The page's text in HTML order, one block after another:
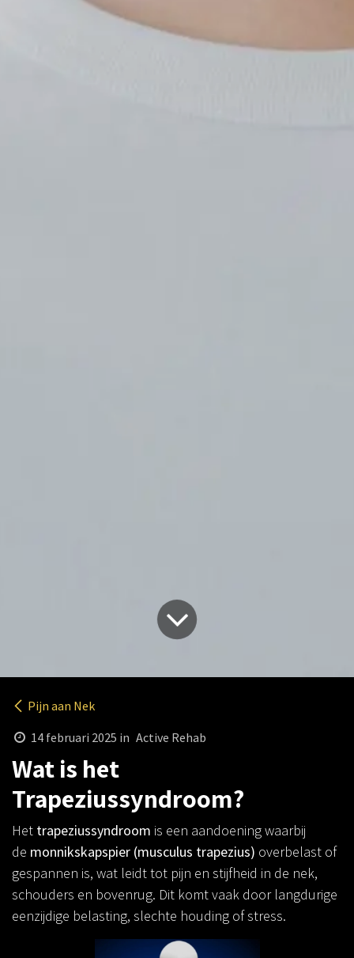
Pijn aan Nek
14 februari 2025 in Active Rehab
Wat is het
Trapeziussyndroom?
Het trapeziussyndroom is een aandoening waarbij
de monnikskapspier (musculus trapezius) overbelast of
gespannen is, wat leidt tot pijn en stijfheid in de nek,
schouders en bovenrug. Dit komt vaak door langdurige
eenzijdige belasting, slechte houding of stress.